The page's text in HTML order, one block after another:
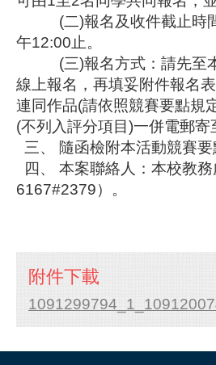
(二)報名及收件截止時間
午12:00止。
(三)報名方式：請先至本
線上報名，再填妥附件報名
連同作品(請依照競賽要點規
(不列入評分項目)一併電郵
三、 隨函檢附本活動競賽
四、 本案聯絡人：本校教
6167#2379）。
附件下載